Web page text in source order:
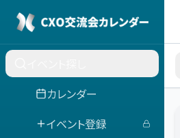
カレンダー
イベント登録